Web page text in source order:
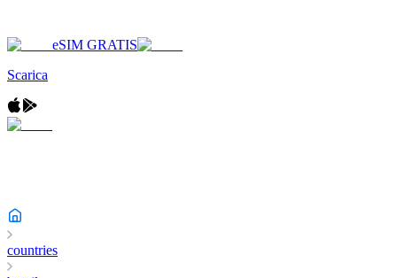
eSIM GRATIS
Scarica
countries